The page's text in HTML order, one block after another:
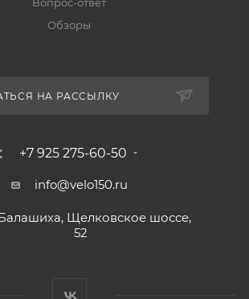
Вопрос-ответ
Обзоры
НА РАССЫЛКУ
+7 925 275-60-50
info@velo150.ru
Щелковское шоссе,
52